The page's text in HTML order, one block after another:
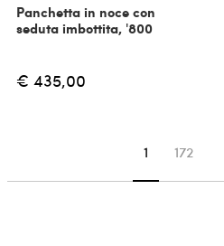
Panchetta in noce con
seduta imbottita, '800
€ 435,00
Sei su pagina
1 172